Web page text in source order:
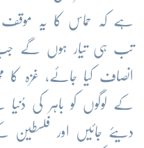
ہے کہ حماس کا یہ
تب ہی تیار ہوں گے
انصاف کیا جائے، غزہ کا
کے لوگوں کو باہر کی
دیئے جائیں اور فلسطین